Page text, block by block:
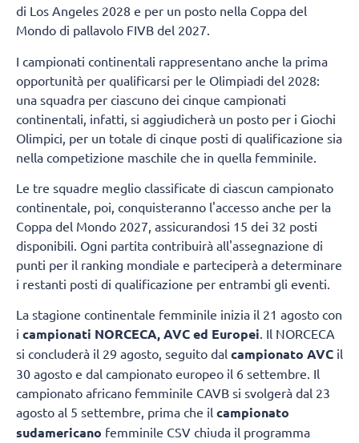
di Los Angeles 2028 e per un posto nella Coppa del
Mondo di pallavolo FIVB del 2027.
I campionati continentali rappresentano anche la prima
opportunità per qualificarsi per le Olimpiadi del 2028:
una squadra per ciascuno dei cinque campionati
continentali, infatti, si aggiudicherà un posto per i Giochi
Olimpici, per un totale di cinque posti di qualificazione sia
nella competizione maschile che in quella femminile.
Le tre squadre meglio classificate di ciascun campionato
continentale, poi, conquisteranno l'accesso anche per la
Coppa del Mondo 2027, assicurandosi 15 dei 32 posti
disponibili. Ogni partita contribuirà all'assegnazione di
punti per il ranking mondiale e parteciperà a determinare
i restanti posti di qualificazione per entrambi gli eventi.
La stagione continentale femminile inizia il 21 agosto con
i campionati NORCECA, AVC ed Europei. Il NORCECA
si concluderà il 29 agosto, seguito dal campionato AVC il
30 agosto e dal campionato europeo il 6 settembre. Il
campionato africano femminile CAVB si svolgerà dal 23
agosto al 5 settembre, prima che il campionato
sudamericano femminile CSV chiuda il programma